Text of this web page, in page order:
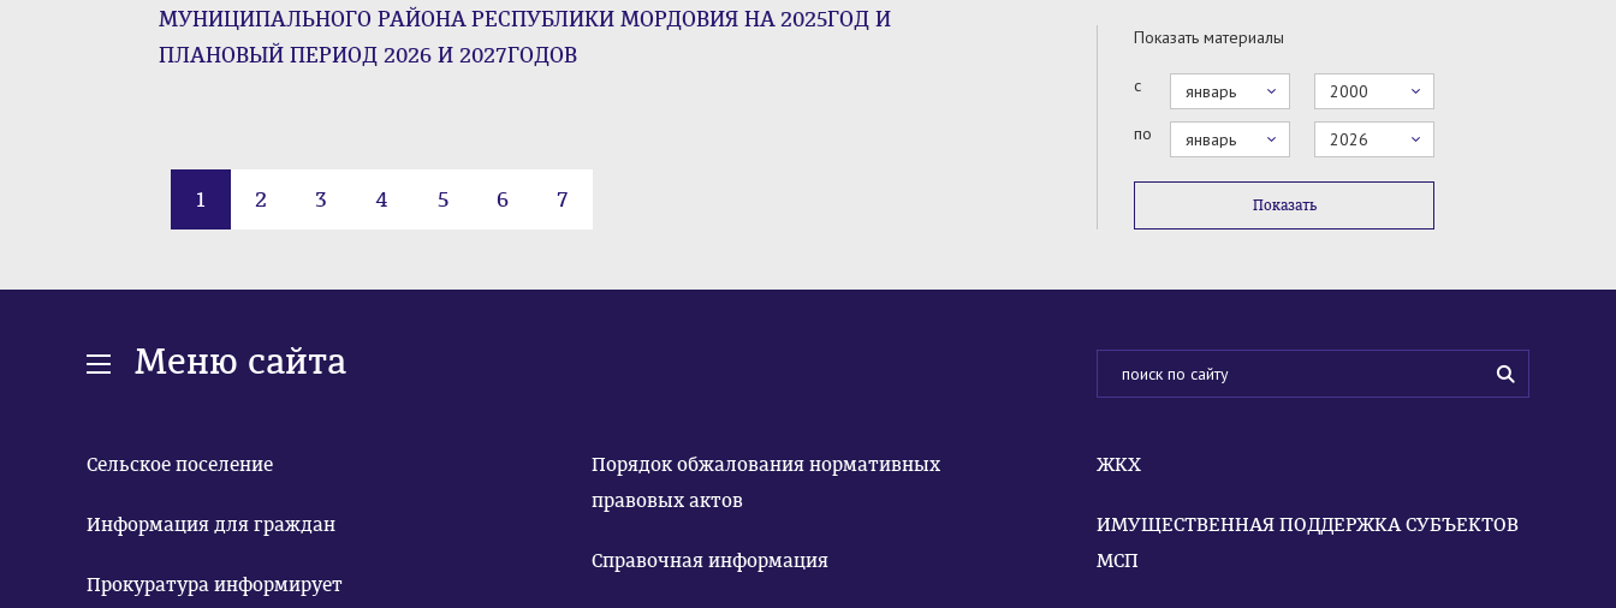
МУНИЦИПАЛЬНОГО РАЙОНА РЕСПУБЛИКИ МОРДОВИЯ НА 2025ГОД И
ПЛАНОВЫЙ ПЕРИОД 2026 И 2027ГОДОВ
1 2 3 4 5 6 7
Показать материалы
с январь
2000
по
январь 2026
Показать
Меню сайта
Сельское поселение
Информация для граждан
Прокуратура информирует
Порядок обжалования нормативных
правовых актов
Справочная информация
ЖКХ
ИМУЩЕСТВЕННАЯ ПОДДЕРЖКА СУБЪЕКТОВ
МСП